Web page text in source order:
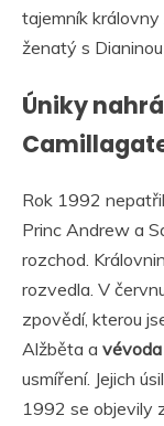
tajemník
ženatý s
Úniky
Rok 1992
Princ Andrew a
rozchod.
rozvedla. V
zpovědí, kterou
Alžběta a vévoda
usmíření. Jejich
1992 se objevily